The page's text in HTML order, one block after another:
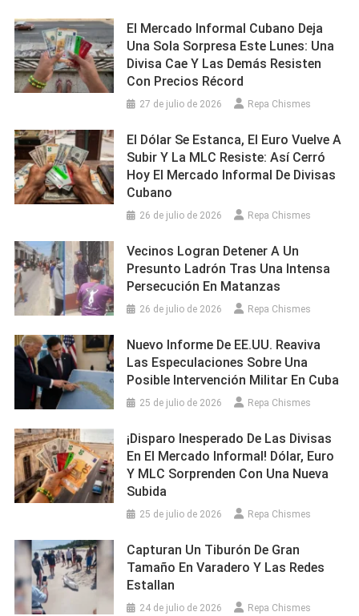
El Mercado Informal Cubano Deja
Una Sola Sorpresa Este Lunes: Una
Divisa Cae Y Las Demás Resisten
Con Precios Récord
27 de julio de 2026 Repa Chismes
El Dólar Se Estanca, El Euro Vuelve A
Subir Y La MLC Resiste: Así Cerró
Hoy El Mercado Informal De Divisas
Cubano
26 de julio de 2026 Repa Chismes
Vecinos Logran Detener A Un
Presunto Ladrón Tras Una Intensa
Persecución En Matanzas
26 de julio de 2026 Repa Chismes
Nuevo Informe De EE.UU. Reaviva
Las Especulaciones Sobre Una
Posible Intervención Militar En Cuba
25 de julio de 2026 Repa Chismes
¡Disparo Inesperado De Las Divisas
En El Mercado Informal! Dólar, Euro
Y MLC Sorprenden Con Una Nueva
Subida
25 de julio de 2026 Repa Chismes
Capturan Un Tiburón De Gran
Tamaño En Varadero Y Las Redes
Estallan
24 de julio de 2026 Repa Chismes